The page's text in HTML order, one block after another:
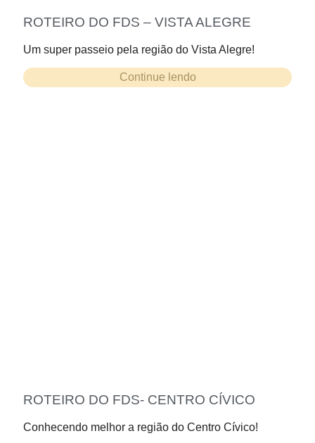
ROTEIRO DO FDS – VISTA ALEGRE
Um super passeio pela região do Vista Alegre!
Continue lendo
ROTEIRO DO FDS- CENTRO CÍVICO
Conhecendo melhor a região do Centro Cívico!